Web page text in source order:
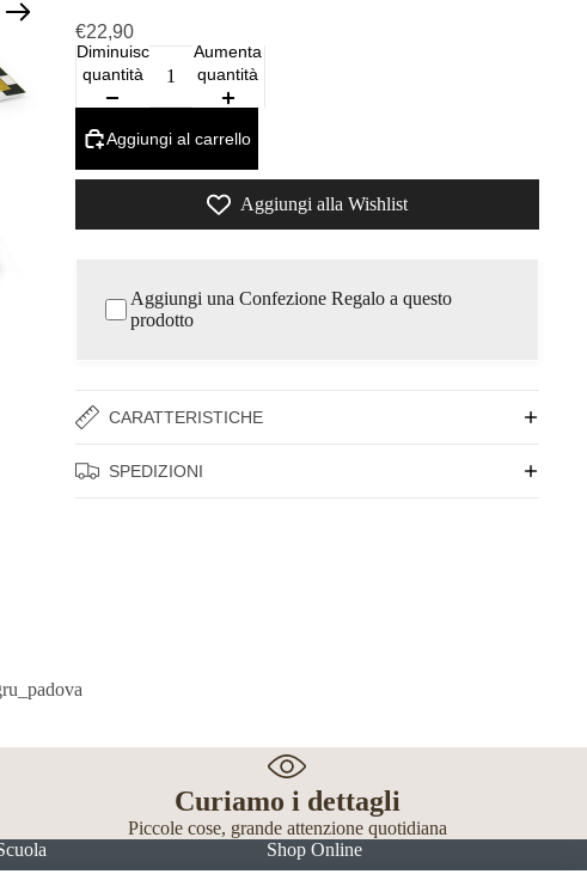
€22,90
Diminuisci
quantità
Aumenta
quantità
Aggiungi al carrello
Aggiungi alla Wishlist
Aggiungi una Confezione Regalo a questo
prodotto
CARATTERISTICHE
SPEDIZIONI
Curiamo i dettagli
Piccole cose, grande attenzione quotidiana
Shop Online